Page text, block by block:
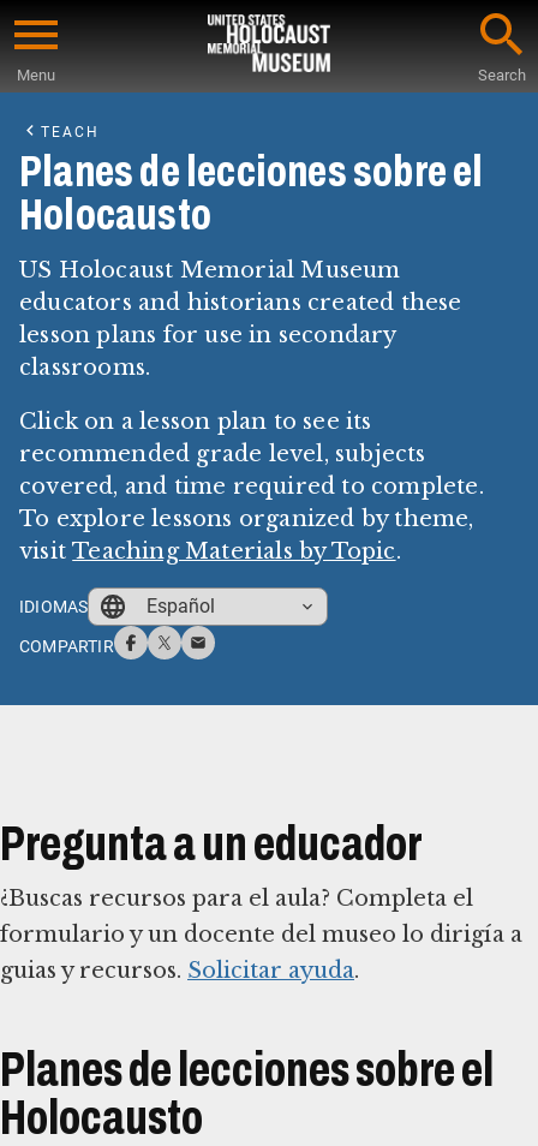
Skip
content
Menu Search
Main
Content
TEACH
Planes de lecciones sobre el
Holocausto
US Holocaust Memorial Museum
educators and historians created these
lesson plans for use in secondary
classrooms.
Click on a lesson plan to see its
recommended grade level, subjects
covered, and time required to complete.
To explore lessons organized by theme,
visitTeaching Materials by Topic.
IDIOMAS Español
COMPARTIR
Pregunta a un educador
¿Buscas recursos para el aula? Completa el
formulario y un docente del museo lo dirigía a
guias y recursos. Solicitar ayuda.
Planes de lecciones sobre el
Holocausto